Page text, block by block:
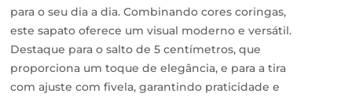
para o seu dia a dia. Combinando cores coringas,
este sapato oferece um visual moderno e versátil.
Destaque para o salto de 5 centímetros, que
proporciona um toque de elegância, e para a tira
com ajuste com fivela, garantindo praticidade e